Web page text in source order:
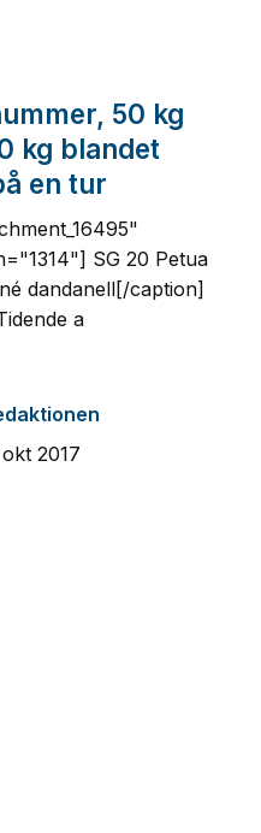
50 kg
kg blandet
en tur
SG 20 Petua
dandanell[/caption]
a
2017